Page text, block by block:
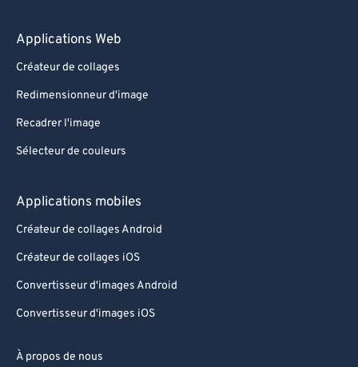
Applications Web
Créateur de collages
Redimensionneur d'image
Recadrer l'image
Sélecteur de couleurs
Applications mobiles
Créateur de collages Android
Créateur de collages iOS
Convertisseur d'images Android
Convertisseur d'images iOS
À propos de nous